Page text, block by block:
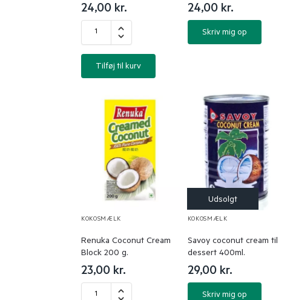
24,00 kr.
Tilføj til kurv
24,00 kr.
Skriv mig op
KOKOSMÆLK
Renuka Coconut Cream
Block 200 g.
23,00 kr.
KOKOSMÆLK
Savoy coconut cream til
dessert 400ml.
29,00 kr.
Skriv mig op